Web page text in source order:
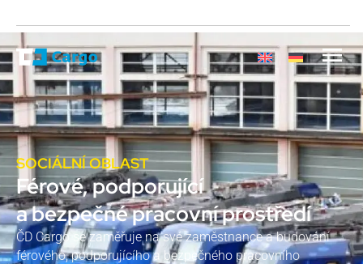
SOCIÁLNÍ OBLAST
Férové, podporující
a bezpečné pracovní prostředí
ČD Cargo se zaměřuje na své zaměstnance a budování
férového, podporujícího a bezpečného pracovního